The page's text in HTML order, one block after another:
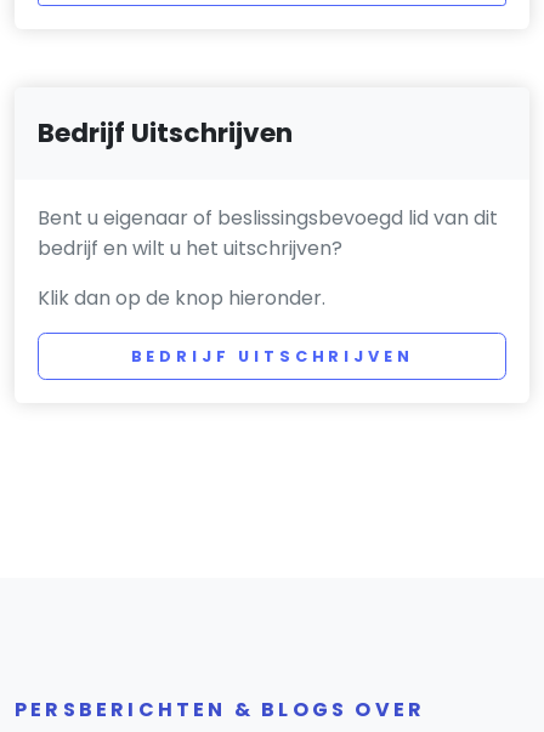
Bedrijf Uitschrijven
Bent u eigenaar of beslissingsbevoegd lid van dit
bedrijf en wilt u het uitschrijven?
Klik dan op de knop hieronder.
BEDRIJF UITSCHRIJVEN
PERSBERICHTEN & BLOGS OVER